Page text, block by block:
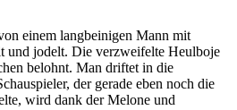
einem langbeinigen Mann mit
und jodelt. Die verzweifelte Heulboje
belohnt. Man driftet in die
der gerade eben noch die
wird dank der Melone und